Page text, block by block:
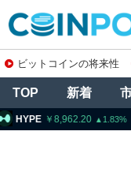
ビットコインの将来性
TOP 新着
8,962.20 1.83